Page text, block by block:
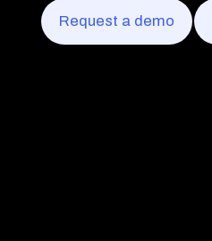
Request a demo